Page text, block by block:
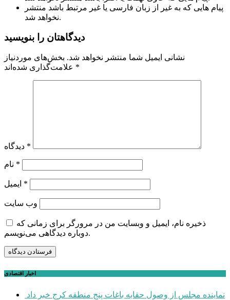
پیام هایی که به غیر از زبان فارسی یا غیر مرتبط باشد منتشر
نخواهد شد.
دیدگاهتان را بنویسید
نشانی ایمیل شما منتشر نخواهد شد. بخش‌های موردنیاز
*
*
*
*
وب‌ سایت
ذخیره نام، ایمیل و وبسایت من در مرورگر برای زمانی که
دوباره دیدگاهی می‌نویسم.
اخبار اقتصادی
نماینده مجلس از وصول حقابه باغات پنج منطقه کرج خبر داد